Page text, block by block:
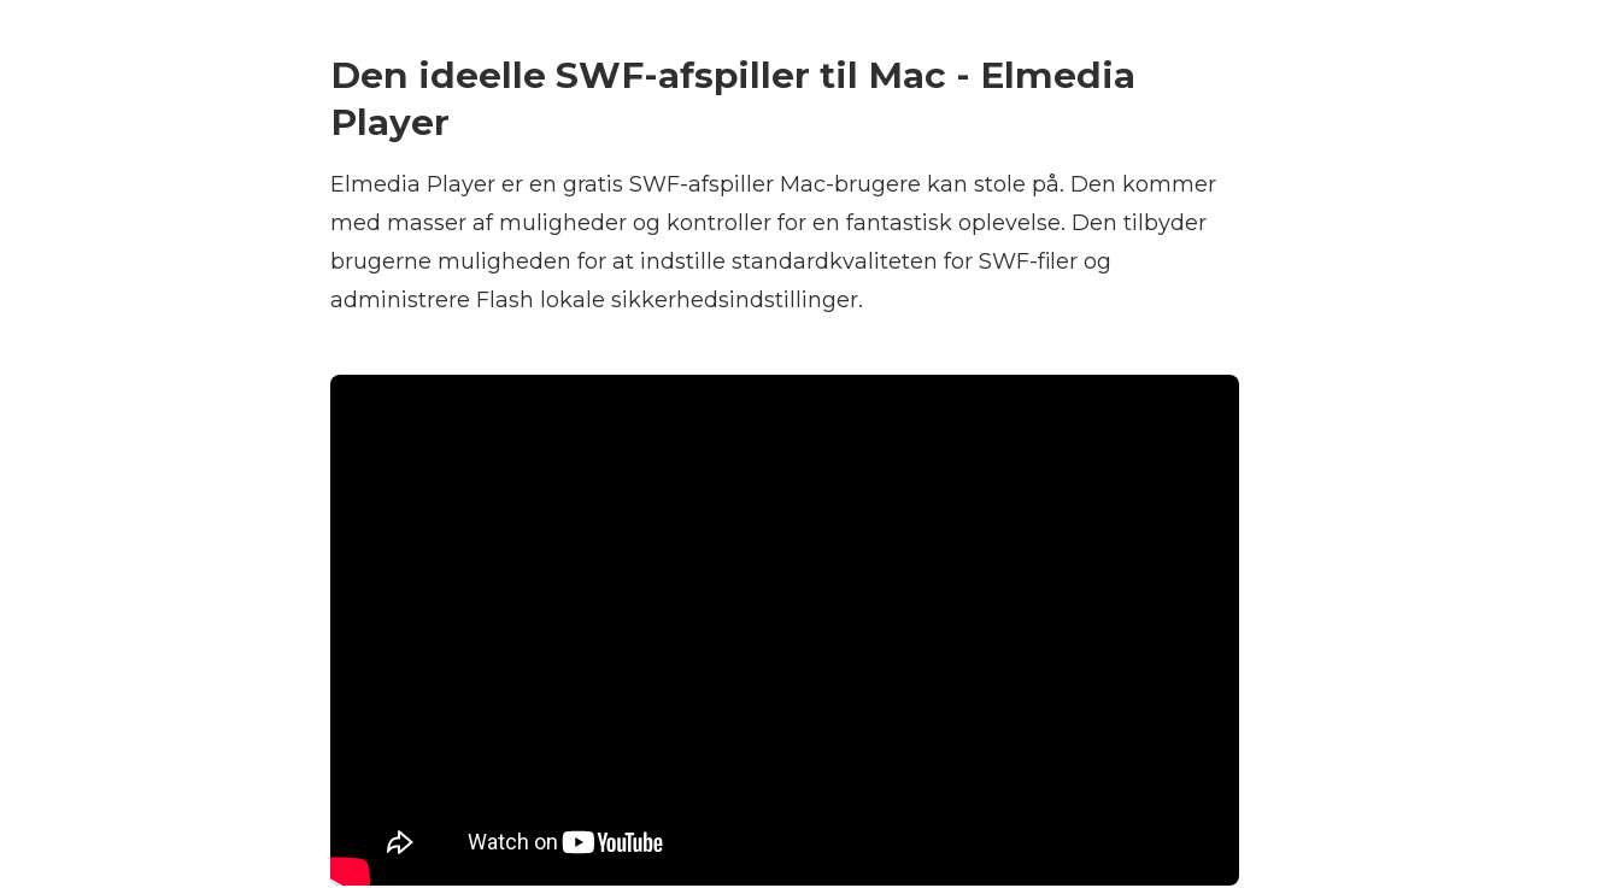
Den ideelle SWF-afspiller til Mac - Elmedia
Player
Elmedia Player er en gratis SWF-afspiller Mac-brugere kan stole på. Den kommer
med masser af muligheder og kontroller for en fantastisk oplevelse. Den tilbyder
brugerne muligheden for at indstille standardkvaliteten for SWF-filer og
administrere Flash lokale sikkerhedsindstillinger.